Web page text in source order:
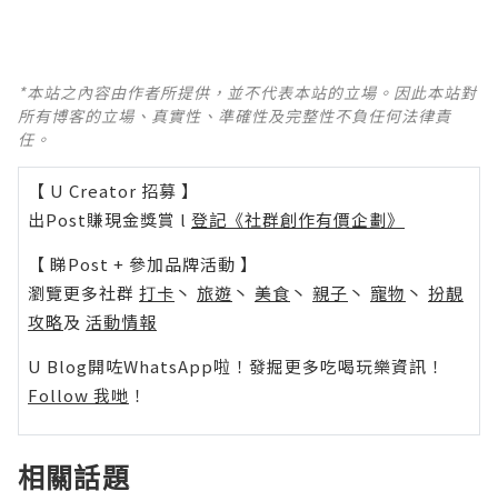
*本站之內容由作者所提供，並不代表本站的立場。因此本站對
所有博客的立場、真實性、準確性及完整性不負任何法律責
任。
【 U Creator 招募 】
出Post賺現金獎賞 l 登記《社群創作有價企劃》
【 睇Post + 參加品牌活動 】
瀏覽更多社群 打卡 丶 旅遊 丶 美食 丶 親子 丶 寵物 丶 扮靚
攻略及 活動情報
U Blog開咗WhatsApp啦！發掘更多吃喝玩樂資訊！
Follow 我哋 ！
相關話題